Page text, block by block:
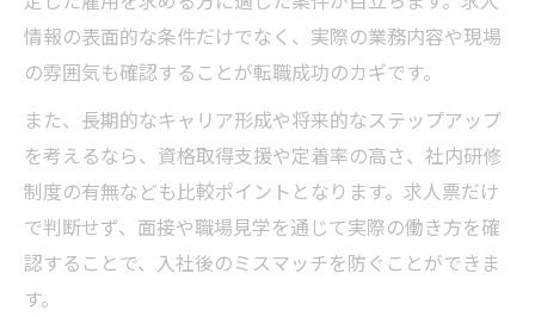
情報の表面的な条件だけでなく、実際の業務内容や現場
の雰囲気も確認することが転職成功のカギです。
また、長期的なキャリア形成や将来的なステップアップ
を考えるなら、資格取得支援や定着率の高さ、社内研修
制度の有無なども比較ポイントとなります。求人票だけ
で判断せず、面接や職場見学を通じて実際の働き方を確
認することで、入社後のミスマッチを防ぐことができま
す。